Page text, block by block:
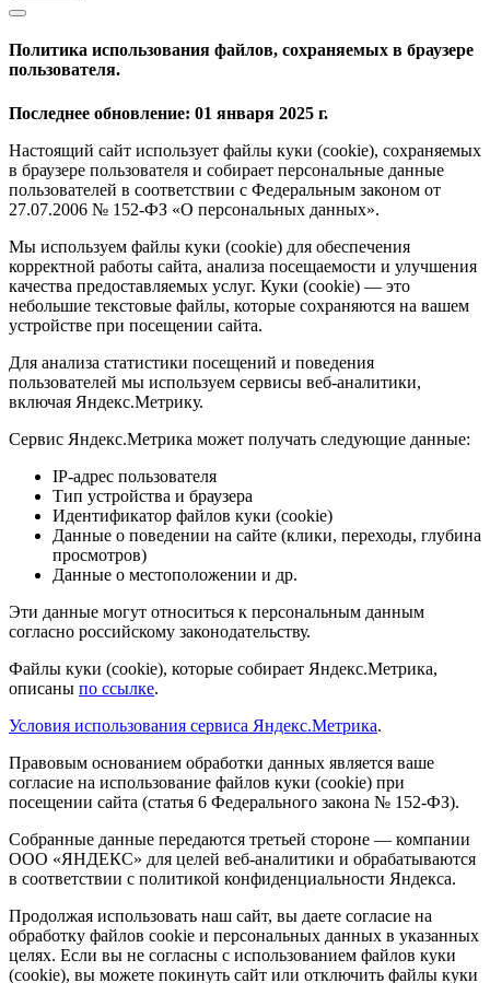
Политика использования файлов, сохраняемых в браузере
пользователя.
Последнее обновление: 01 января 2025 г.
Настоящий сайт использует файлы куки (cookie), сохраняемых
в браузере пользователя и собирает персональные данные
пользователей в соответствии с Федеральным законом от
27.07.2006 № 152-ФЗ «О персональных данных».
Мы используем файлы куки (cookie) для обеспечения
корректной работы сайта, анализа посещаемости и улучшения
качества предоставляемых услуг. Куки (cookie) — это
небольшие текстовые файлы, которые сохраняются на вашем
устройстве при посещении сайта.
Для анализа статистики посещений и поведения
пользователей мы используем сервисы веб-аналитики,
включая Яндекс.Метрику.
Сервис Яндекс.Метрика может получать следующие данные:
IP-адрес пользователя
Тип устройства и браузера
Идентификатор файлов куки (cookie)
Данные о поведении на сайте (клики, переходы, глубина
просмотров)
Данные о местоположении и др.
Эти данные могут относиться к персональным данным
согласно российскому законодательству.
Файлы куки (cookie), которые собирает Яндекс.Метрика,
описаны по ссылке.
Условия использования сервиса Яндекс.Метрика.
Правовым основанием обработки данных является ваше
согласие на использование файлов куки (cookie) при
посещении сайта (статья 6 Федерального закона № 152-ФЗ).
Собранные данные передаются третьей стороне — компании
ООО «ЯНДЕКС» для целей веб-аналитики и обрабатываются
в соответствии с политикой конфиденциальности Яндекса.
Продолжая использовать наш сайт, вы даете согласие на
обработку файлов cookie и персональных данных в указанных
целях. Если вы не согласны с использованием файлов куки
(cookie), вы можете покинуть сайт или отключить файлы куки